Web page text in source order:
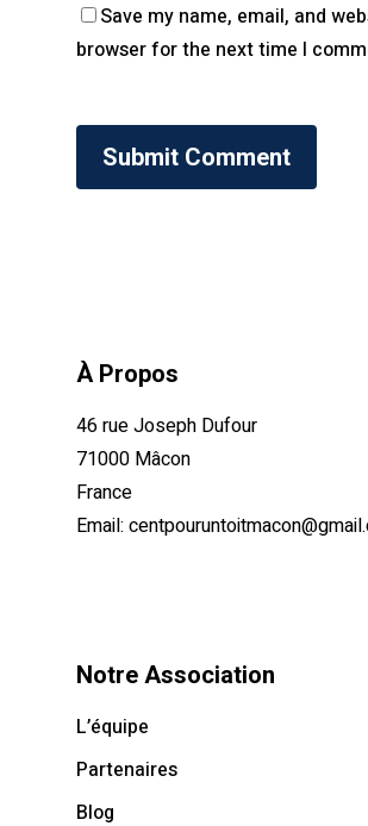
Save my name, email, and
browser for the next time I
À Propos
46 rue Joseph Dufour
71000 Mâcon
France
Email:
Notre Association
L’équipe
Partenaires
Blog